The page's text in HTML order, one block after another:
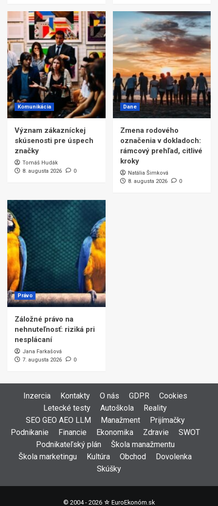
Komunikácia
Význam zákazníckej
skúsenosti pre úspech
značky
Tomáš Hudák
8. augusta 2026
0
Dane
Zmena rodového
označenia v dokladoch:
rámcový prehľad, citlivé
kroky
Natália Šimková
8. augusta 2026
0
Právo
Záložné právo na
nehnuteľnosť: riziká pri
nesplácaní
Jana Farkašová
7. augusta 2026
0
Inzercia Kontakty O nás GDPR
Cookies
Letecké testy
Autoškola
Reality
SEO GEO AEO LLM
Manažment
Prijímačky
Podnikanie
Financie Ekonomika Zdravie
SWOT
Podnikateľský plán
Škola manažmentu
Škola marketingu
Kultúra Obchod
Dovolenka
Skúšky
© 2004 - 2026 ☆ EuroEkonóm.sk